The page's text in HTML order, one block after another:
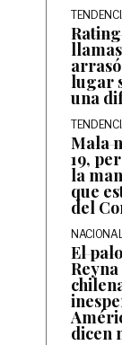
lugar
una
Mala
19,
la
que
del
El
dicen